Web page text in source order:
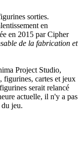
sorties.
en
en 2015 par Cipher
de la fabrication et
Project Studio,
figurines, cartes et jeux
serait relancé
actuelle, il n'y a pas
jeu.